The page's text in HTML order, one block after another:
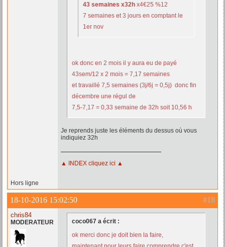
43 semaines x32h x4€25 %12
7 semaines et 3 jours en comptant le
1er nov
ok donc en 2 mois il y aura eu de payé
43sem/12 x 2 mois = 7,17 semaines
et travaillé 7,5 semaines (3j/6j = 0,5j) donc fin
décembre une régul de
7,5-7,17 = 0,33 semaine de 32h soit 10,56 h
Je reprends juste les éléments du dessus où vous
indiquiez 32h
▲ INDEX cliquez ici ▲
Hors ligne
#18
18-10-2016 15:02:50
chris84
MODERATEUR
coco067 a écrit :
ok merci donc je doit bien la faire,